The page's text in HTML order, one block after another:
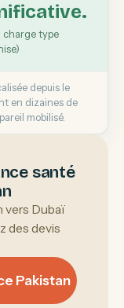
charge type
depuis le
en dizaines de
mobilisé.
santé
vers Dubaï
des devis
Pakistan